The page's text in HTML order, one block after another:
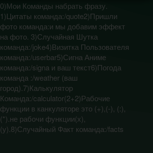
0)Мои Команды набрать фразу.
1)Цитаты команда:/quote2)Пришли
фото команда:и мы добавим эффект
на фото. 3)Случайная Шутка
команда:/joke4)Визитка Пользователя
команда:/userbar5)Сигна Аниме
команда:/signa и ваш текст6)Погода
команда :/weather (ваш
город).7)Калькулятор
Команда:/calculator(2+2)Рабочие
функции в канкуляторе это (+),(-), (:),
(*).не рабочи функции(х),
(у).8)Случайный Факт команда:/facts